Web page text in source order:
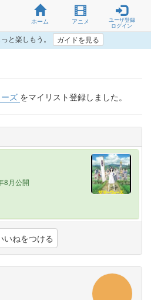
ホーム アニメ
ユーザ登録
ログイン
と楽しもう。 ガイドを見る
ズ をマイリスト登録しました。
8月公開
いねをつける